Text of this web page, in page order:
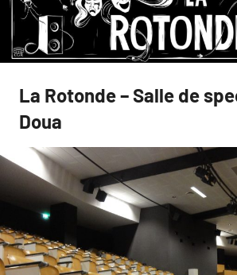
La Rotonde – Salle de
Doua